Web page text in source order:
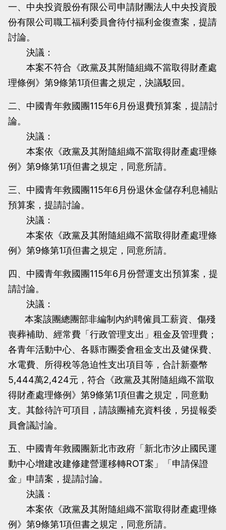
一、中央投資股份有限公司申請財團法人中央投資股
份有限公司職工福利委員會待付福利金復查案，提請
討論。
決議：
本案不符合《政黨及其附隨組織不當取得財產處
理條例》第9條第1項但書之規定，決議駁回。
二、中國青年救國團115年6月份退費預算案，提請討
論。
決議：
本案依《政黨及其附隨組織不當取得財產處理條
例》第9條第1項但書之規定，同意所請。
三、中國青年救國團115年6月份退休金儲存利息補貼
預算案，提請討論。
決議：
本案依《政黨及其附隨組織不當取得財產處理條
例》第9條第1項但書之規定，同意所請。
四、中國青年救國團115年6月份營運支出預算案，提
請討論。
決議：
本案該團總團部非編制內約聘僱員工薪資、傷殘
喪葬補助、經常費「行政管理支出」租金及管理費；
各青年活動中心、各縣市團委會租金支出及健保費、
水電費、所得稅等急迫性支出項目等，合計新臺幣
5,444萬2,424元，符合《政黨及其附隨組織不當取
得財產處理條例》第9條第1項但書之規定，同意動
支。其餘待許可項目，請該團補充資料後，另提報委
員會議討論。
五、中國青年救國團新北市政府「新北市汐止國民運
動中心增建改建修建營運移轉ROT案」「申請保證
金」申請案，提請討論。
決議：
本案依《政黨及其附隨組織不當取得財產處理條
例》第9條第1項但書之規定，同意所請。